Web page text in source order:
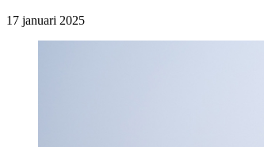
17 januari 2025